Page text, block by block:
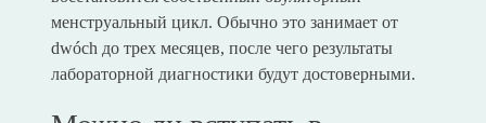
менструальный цикл. Обычно это занимает от
dwóch до трех месяцев, после чего результаты
лабораторной диагностики будут достоверными.